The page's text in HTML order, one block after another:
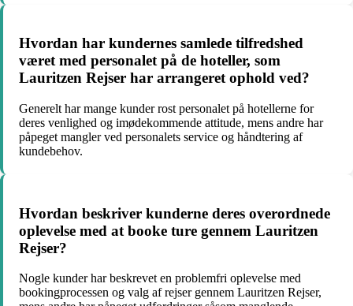
Hvordan har kundernes samlede tilfredshed
været med personalet på de hoteller, som
Lauritzen Rejser har arrangeret ophold ved?
Generelt har mange kunder rost personalet på hotellerne for
deres venlighed og imødekommende attitude, mens andre har
påpeget mangler ved personalets service og håndtering af
kundebehov.
Hvordan beskriver kunderne deres overordnede
oplevelse med at booke ture gennem Lauritzen
Rejser?
Nogle kunder har beskrevet en problemfri oplevelse med
bookingprocessen og valg af rejser gennem Lauritzen Rejser,